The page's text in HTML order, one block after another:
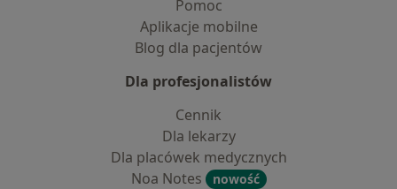
Pomoc
Aplikacje mobilne
Blog dla pacjentów
Dla profesjonalistów
Cennik
Dla lekarzy
Dla placówek medycznych
Noa Notes
nowość